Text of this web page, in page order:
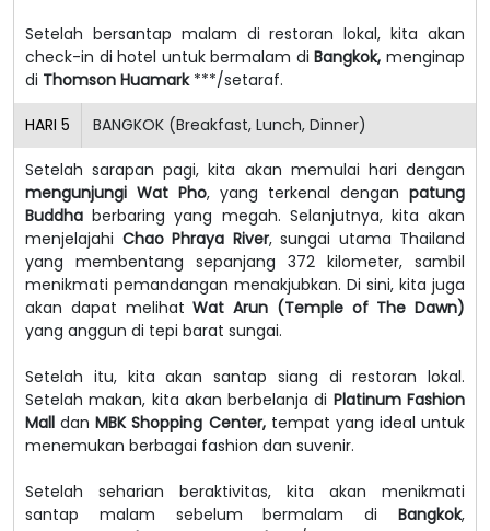
Setelah bersantap malam di restoran lokal, kita akan
check-in di hotel untuk bermalam di Bangkok,menginap
di Thomson Huamark***/setaraf.
HARI 5 BANGKOK (Breakfast, Lunch, Dinner)
Setelah sarapan pagi, kita akan memulai hari dengan
mengunjungi Wat Pho, yang terkenal dengan patung
Buddha berbaring yang megah. Selanjutnya, kita akan
menjelajahi Chao Phraya River, sungai utama Thailand
yang membentang sepanjang 372 kilometer, sambil
menikmati pemandangan menakjubkan. Di sini, kita juga
akan dapat melihatWat Arun (Temple of The Dawn)
yang anggun di tepi barat sungai.
Setelah itu, kita akan santap siang di restoran lokal.
Setelah makan, kita akan berbelanja di Platinum Fashion
MalldanMBK Shopping Center,tempat yang ideal untuk
menemukan berbagai fashion dan suvenir.
Setelah seharian beraktivitas, kita akan menikmati
santap malam sebelum bermalam di Bangkok,